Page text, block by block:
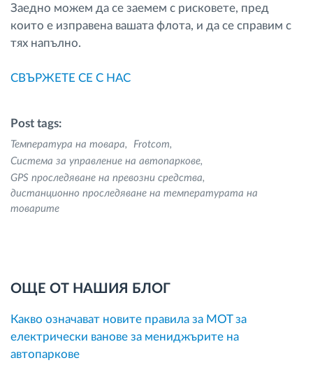
Заедно можем да се заемем с рисковете, пред
които е изправена вашата флота, и да се справим с
тях напълно.
СВЪРЖЕТЕ СЕ С НАС
Post tags:
Температура на товара
Frotcom
Система за управление на автопаркове
GPS проследяване на превозни средства
дистанционно проследяване на температурата на
товарите
ОЩЕ ОТ НАШИЯ БЛОГ
Какво означават новите правила за MOT за
електрически ванове за мениджърите на
автопаркове